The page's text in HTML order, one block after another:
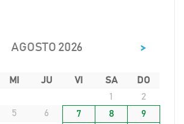
AGOSTO 2026 >
MI JU VI SA
DO
1
2
5 6 7 8
9